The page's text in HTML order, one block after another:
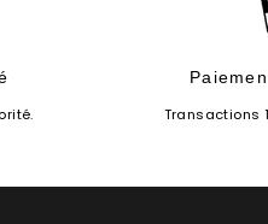
Transactions